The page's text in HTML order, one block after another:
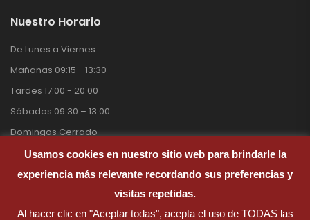
Nuestro Horario
De Lunes a Viernes
Mañanas 09:15 - 13:30
Tardes 17:00 - 20.00
Sábados 09:30 – 13:00
Domingos Cerrado
Pinturas Ramirez © 2026. Todos Los derechos reservados.
Usamos cookies en nuestro sitio web para brindarle la
experiencia más relevante recordando sus preferencias y
visitas repetidas.
Al hacer clic en "Aceptar todas", acepta el uso de TODAS las